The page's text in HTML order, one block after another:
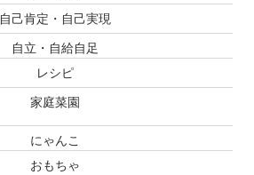
自己肯定・自己実現
自立・自給自足
レシピ
家庭菜園
にゃんこ
おもちゃ